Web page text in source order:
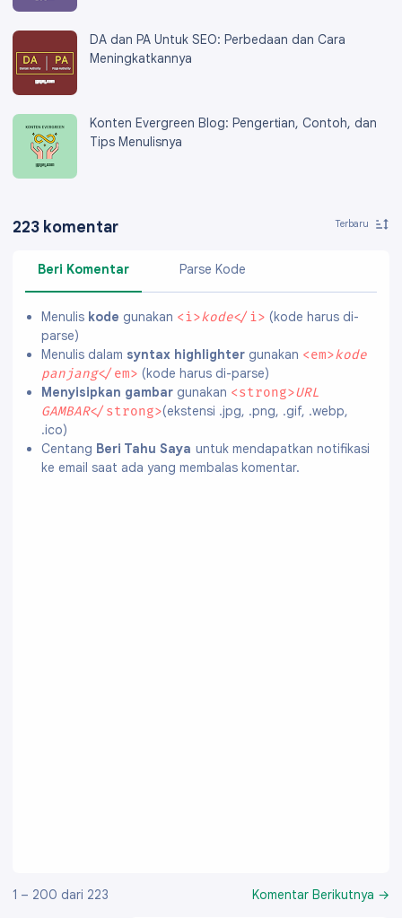
DA dan PA Untuk SEO: Perbedaan dan Cara
Meningkatkannya
Konten Evergreen Blog: Pengertian, Contoh, dan
Tips Menulisnya
223 komentar
Beri Komentar Parse Kode
Menulis kode gunakan <i>kode</i> (kode harus di-
parse)
Menulis dalam syntax highlightergunakan <em>kode
panjang</em> (kode harus di-parse)
Menyisipkan gambargunakan <strong>URL
GAMBAR</strong>(ekstensi .jpg, .png, .gif, .webp,
.ico)
Centang Beri Tahu Saya untuk mendapatkan notifikasi
ke email saat ada yang membalas komentar.
1 – 200 dari 223 Komentar Berikutnya →